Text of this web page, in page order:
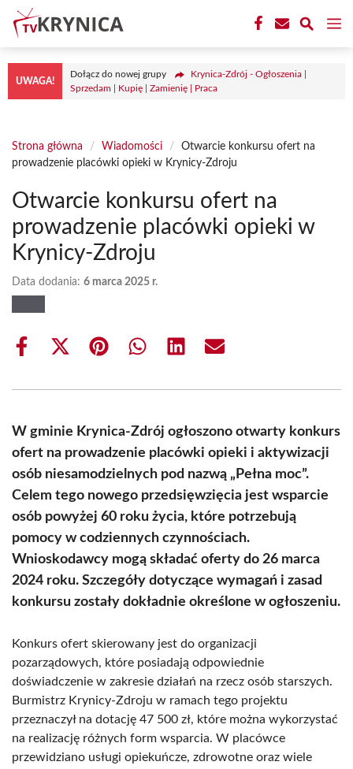
Przejdź
treści
UWAGA!
Dołącz do nowej grupy
Krynica-Zdrój - Ogłoszenia |
Sprzedam | Kupię | Zamienię | Praca
Strona główna / Wiadomości /
Otwarcie konkursu ofert na
prowadzenie placówki opieki w Krynicy-Zdroju
Otwarcie konkursu ofert na
prowadzenie placówki opieki w
Krynicy-Zdroju
Data dodania: 6 marca 2025 r.
Share
Share
(Twitter)
Share Share Share Share
W gminie Krynica-Zdrój ogłoszono otwarty konkurs
ofert na prowadzenie placówki opieki i aktywizacji
osób niesamodzielnych pod nazwą „Pełna moc”.
Celem tego nowego przedsięwzięcia jest wsparcie
osób powyżej 60 roku życia, które potrzebują
pomocy w codziennych czynnościach.
Wnioskodawcy mogą składać oferty do 26 marca
2024 roku. Szczegóły dotyczące wymagań i zasad
konkursu zostały dokładnie określone w ogłoszeniu.
Konkurs ofert skierowany jest do organizacji
pozarządowych, które posiadają odpowiednie
doświadczenie w zakresie działań na rzecz osób starszych.
Burmistrz Krynicy-Zdroju w ramach tego projektu
przeznaczył na dotację 47 500 zł, które można wykorzystać
na realizację różnych form wsparcia. W placówce
przewidziano usługi opiekuńcze, zdrowotne oraz wiele